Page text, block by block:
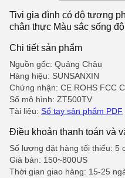
Tivi gia đình có độ tương
chân thực Màu sắc sống
Chi tiết sản phẩm
Nguồn gốc: Quảng Châu
Hàng hiệu: SUNSANXIN
Chứng nhận: CE ROHS FCC
Số mô hình: ZT500TV
Tài liệu: Sổ tay sản phẩm PDF
Điều khoản thanh toán và
Số lượng đặt hàng tối thiểu: 5
Giá bán: 150~800US
Thời gian giao hàng: 15-25